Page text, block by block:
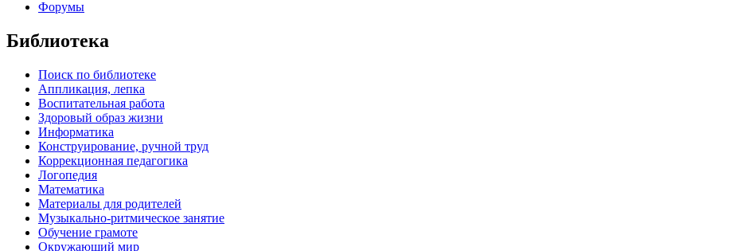
Форумы
Библиотека
Поиск по библиотеке
Аппликация, лепка
Воспитательная работа
Здоровый образ жизни
Информатика
Конструирование, ручной труд
Коррекционная педагогика
Логопедия
Математика
Материалы для родителей
Музыкально-ритмическое занятие
Обучение грамоте
Окружающий мир